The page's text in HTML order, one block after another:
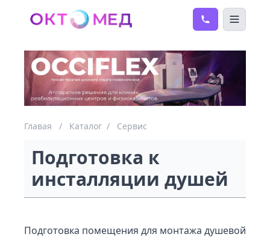
Главая / Каталог / Сервис
Подготовка к
инсталляции душей
Подготовка помещения для монтажа душевой